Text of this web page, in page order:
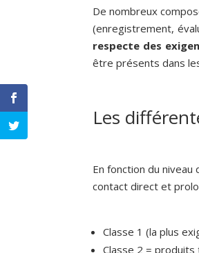
De nombreux
(enregistrement,
respecte des
être présents dans
Les
En fonction du
contact direct et
Classe 1 (la plus
Classe 2 =